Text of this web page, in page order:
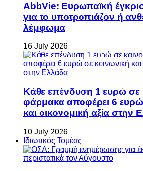
AbbVie: Ευρωπαϊκή
για το υποτροπιάζον ή
λέμφωμα
16 July 2026
Κάθε επένδυση 1 ευρώ σε
φάρμακα αποφέρει 6 ευρώ
και οικονομική αξία στην
10 July 2026
Ιδιωτικός Τομέας